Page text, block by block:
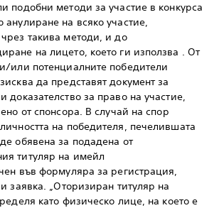
подобни методи за участие в конкурса
на всяко участие,
такива методи, и до
на лицето, което ги използва . От
или потенциалните победители
да представят документ за
доказателство за право на участие,
от спонсора. В случай на спор
на победителя, печелившата
обявена за подадена от
титуляр на имейл
във формуляра за регистрация,
заявка. „Оторизиран титуляр на
като физическо лице, на което е